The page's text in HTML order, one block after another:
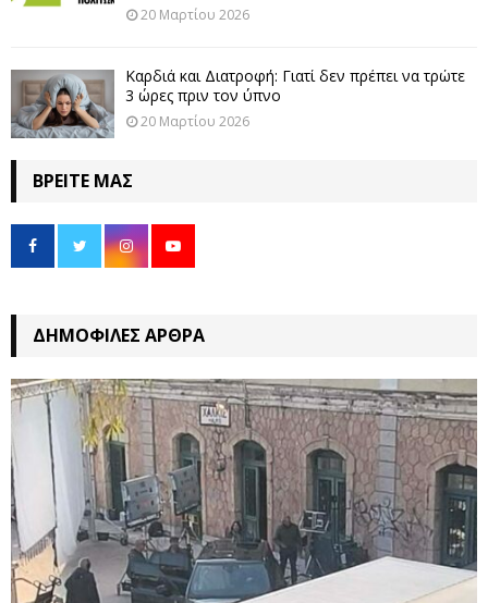
20 Μαρτίου 2026
Καρδιά και Διατροφή: Γιατί δεν πρέπει να τρώτε
3 ώρες πριν τον ύπνο
20 Μαρτίου 2026
ΒΡΕΊΤΕ ΜΑΣ
ΔΗΜΟΦΙΛΈΣ ΆΡΘΡΑ